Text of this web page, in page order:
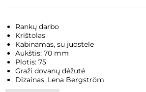
Rankų darbo
Krištolas
Kabinamas, su juostele
Aukštis: 70 mm
Plotis: 75
Graži dovanų dėžutė
Dizainas: Lena Bergström